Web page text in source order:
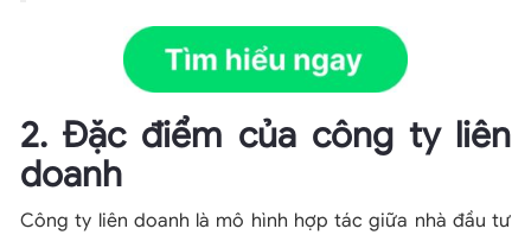
2. Đặc điểm của công ty liên
doanh
Công ty liên doanh là mô hình hợp tác giữa nhà đầu tư